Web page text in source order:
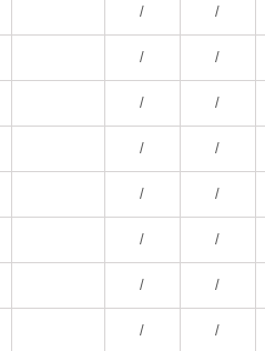
/ /
/ /
/ /
/ /
/ /
/ /
/ /
/ /